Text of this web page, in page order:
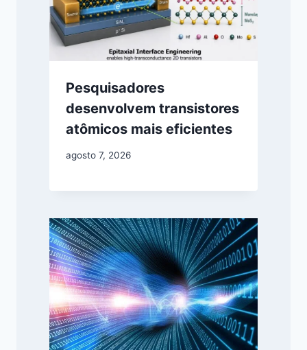
Pesquisadores
desenvolvem transistores
atômicos mais eficientes
agosto 7, 2026